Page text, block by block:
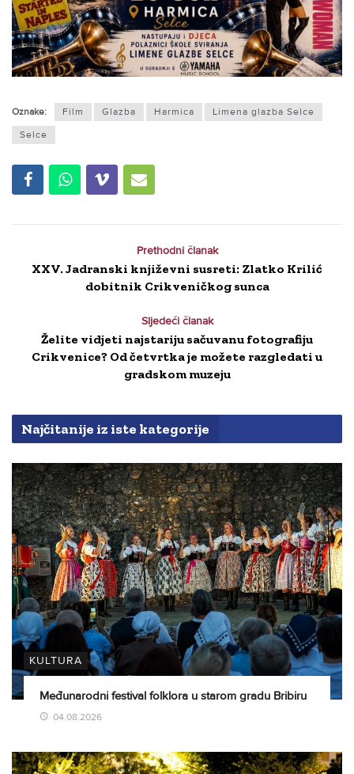
Oznake: Film Glazba Harmica
Limena glazba Selce
Selce
Prethodni članak
XXV. Jadranski književni susreti: Zlatko Krilić
dobitnik Crikveničkog sunca
Sljedeći članak
Želite vidjeti najstariju sačuvanu fotografiju
Crikvenice? Od četvrtka je možete razgledati u
gradskom muzeju
Najčitanije iz iste kategorije
KULTURA
Međunarodni festival folklora u starom gradu Bribiru
04.08.2026